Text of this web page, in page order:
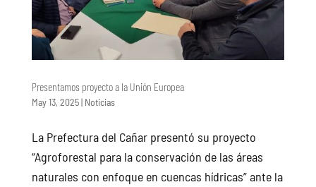
Presentamos proyecto a la Unión Europea
May 13, 2025| Noticias
La Prefectura del Cañar presentó su proyecto
“Agroforestal para la conservación de las áreas
naturales con enfoque en cuencas hídricas” ante la